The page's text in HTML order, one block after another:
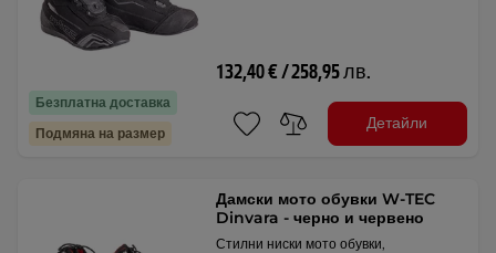
Безплатна доставка
Подмяна на размер
132,40 € / 258,95 лв.
Детайли
Дамски мото обувки W-TEC
Dinvara - черно и червено
Стилни ниски мото обувки,